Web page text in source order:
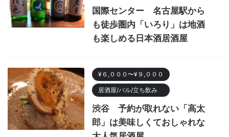
国際センター 名古屋駅から
も徒歩圏内「いろり」は地酒
も楽しめる日本酒居酒屋
¥６,０００〜¥９,０００
居酒屋/バル/立ち飲み
渋谷 予約が取れない「高太
郎」は美味しくておしゃれな